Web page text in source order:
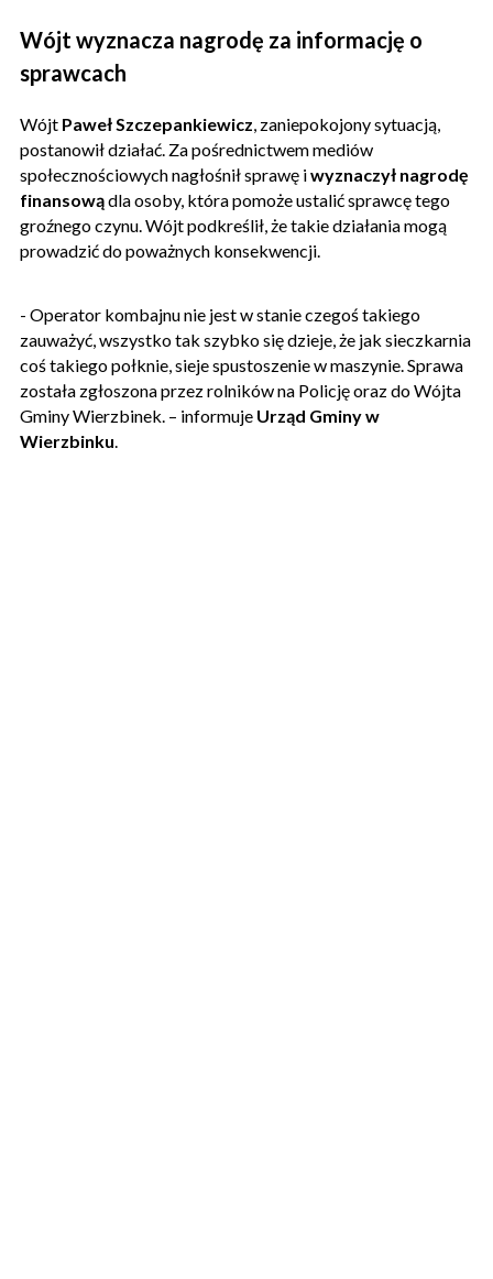
Wójt wyznacza nagrodę za informację o
sprawcach
Wójt Paweł Szczepankiewicz, zaniepokojony sytuacją,
postanowił działać. Za pośrednictwem mediów
społecznościowych nagłośnił sprawę iwyznaczył nagrodę
finansowądla osoby, która pomoże ustalić sprawcę tego
groźnego czynu. Wójt podkreślił, że takie działania mogą
prowadzić do poważnych konsekwencji.
- Operator kombajnu nie jest w stanie czegoś takiego
zauważyć, wszystko tak szybko się dzieje, że jak sieczkarnia
coś takiego połknie, sieje spustoszenie w maszynie. Sprawa
została zgłoszona przez rolników na Policję oraz do Wójta
Gminy Wierzbinek. – informuje Urząd Gminy w
Wierzbinku.